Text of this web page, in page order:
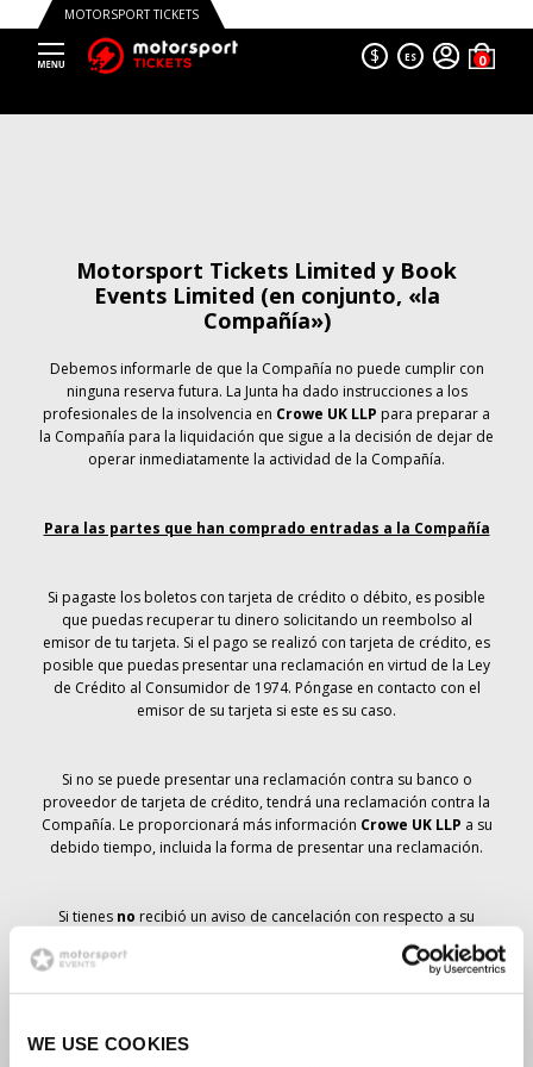
WE USE COOKIES
MOTORSPORT TICKETS
$ ES
Motorsport Tickets Limited y Book
Events Limited (en conjunto, «la
Compañía»)
Debemos informarle de que la Compañía no puede cumplir con
ninguna reserva futura. La Junta ha dado instrucciones a los
profesionales de la insolvencia en Crowe UK LLP para preparar a
la Compañía para la liquidación que sigue a la decisión de dejar de
operar inmediatamente la actividad de la Compañía.
Para las partes que han comprado entradas a la Compañía
Si pagaste los boletos con tarjeta de crédito o débito, es posible
que puedas recuperar tu dinero solicitando un reembolso al
emisor de tu tarjeta. Si el pago se realizó con tarjeta de crédito, es
posible que puedas presentar una reclamación en virtud de la Ley
de Crédito al Consumidor de 1974. Póngase en contacto con el
emisor de su tarjeta si este es su caso.
Si no se puede presentar una reclamación contra su banco o
proveedor de tarjeta de crédito, tendrá una reclamación contra la
Compañía. Le proporcionará más información Crowe UK LLP a su
debido tiempo, incluida la forma de presentar una reclamación.
Si tienes no recibió un aviso de cancelación con respecto a su
pedido de entradas, su reserva no se ha cancelado y se prevé que
recibirá las entradas que ha pedido a su debido tiempo. La